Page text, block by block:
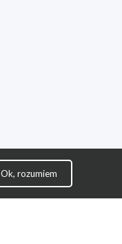
Ok, rozumiem